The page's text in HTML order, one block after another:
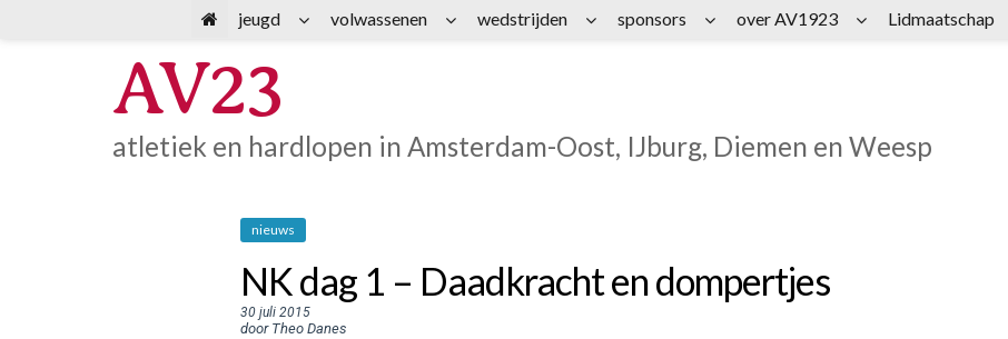
AV23
atletiek en hardlopen in Amsterdam-Oost, IJburg, Diemen en Weesp
nieuws
NK dag 1 – Daadkracht en dompertjes
30 juli 2015
door Theo Danes
jeugd volwassenen wedstrijden sponsors over AV1923 Lidmaatschap